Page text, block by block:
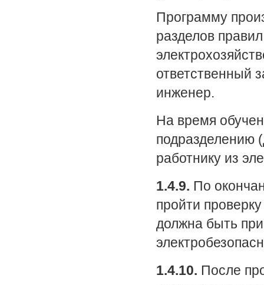
Программу
разделов
ответственный
инженер.
На время
подразделению
работнику из
1.4.9. По
пройти
должна быть
1.4.10. После